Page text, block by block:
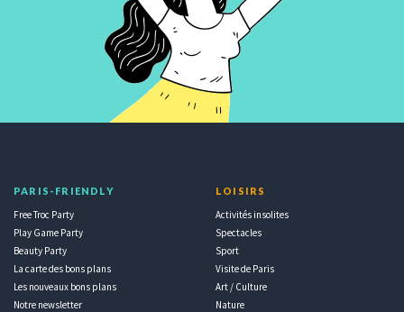
PARIS-FRIENDLY
Free Troc Party
Play Game Party
Beauty Party
La carte des bons plans
Les nouveaux bons plans
Notre newsletter
LOISIRS
Activités insolites
Spectacles
Sport
Visite de Paris
Art / Culture
Nature